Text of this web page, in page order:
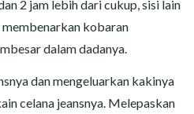
2 jam lebih dari cukup, sisi lain
kobaran
dalam dadanya.
dan mengeluarkan kakinya
celana jeansnya. Melepaskan